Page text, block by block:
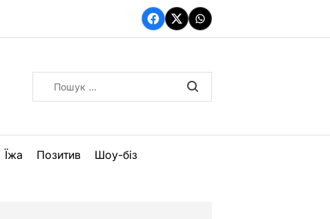
Facebook
TwitterWhatsApp
Їжа Позитив Шоу-біз